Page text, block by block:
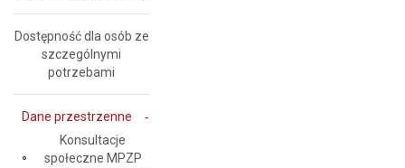
Dostępność dla osób ze
szczególnymi
potrzebami
Dane przestrzenne
Konsultacje
społeczne MPZP